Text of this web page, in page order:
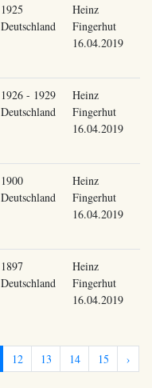
1925
Deutschland
Heinz
Fingerhut
16.04.2019
1926 - 1929
Deutschland
Heinz
Fingerhut
16.04.2019
1900
Deutschland
Heinz
Fingerhut
16.04.2019
1897
Deutschland
Heinz
Fingerhut
16.04.2019
12 13 14 15
›